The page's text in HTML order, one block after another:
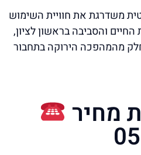
משדרגת את חוויית השימוש
והסביבה בראשון לציון,
מהמהפכה הירוקה בתחבור
מחיר